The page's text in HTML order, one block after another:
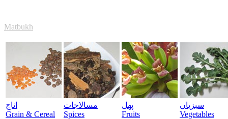
Matbukh
اناج
Grain & Cereal
مسالاجات
Spices
پھل
Fruits
سبزیاں
Vegetables